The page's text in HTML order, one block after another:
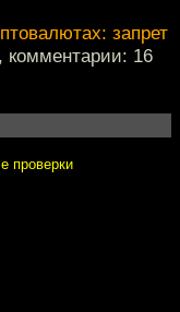
запрет
, комментарии: 16
проверки